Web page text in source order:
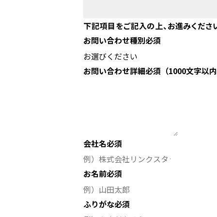
下記項目をご記入の上、お進みくださ
お問い合わせ種別必須
お問い合わせ詳細必須 （1000文字以
会社名必須
お名前必須
ふりがな必須